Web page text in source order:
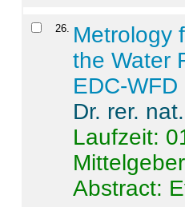
26. Metrology
the Water
EDC-WFD
Dr. rer.
Laufzeit:
Abstract: